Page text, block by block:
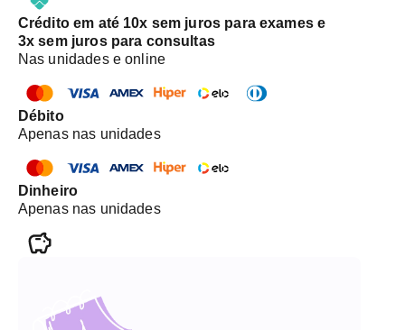
Crédito em até 10x sem juros para exames e
3x sem juros para consultas
Nas unidades e online
Débito
Apenas nas unidades
Dinheiro
Apenas nas unidades